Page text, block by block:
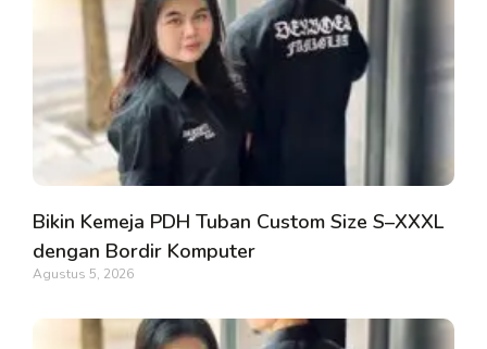
Bikin Kemeja PDH Tuban Custom Size S–XXXL
dengan Bordir Komputer
Agustus 5, 2026